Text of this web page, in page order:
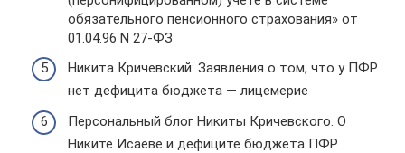
обязательного пенсионного страхования» от
01.04.96 N 27-ФЗ
Никита Кричевский: Заявления о том, что у ПФР
нет дефицита бюджета — лицемерие
Персональный блог Никиты Кричевского. О
Никите Исаеве и дефиците бюджета ПФР